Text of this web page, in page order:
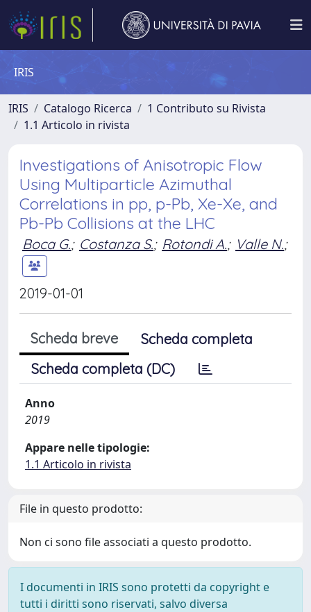
IRIS
IRIS Catalogo Ricerca
1 Contributo su Rivista
1.1 Articolo in rivista
Investigations of Anisotropic Flow
Using Multiparticle Azimuthal
Correlations in pp, p-Pb, Xe-Xe, and
Pb-Pb Collisions at the LHC
Boca G.; Costanza S.; Rotondi A.; Valle N.;
2019-01-01
Scheda breve
Scheda completa
Scheda completa (DC)
Anno
2019
Appare nelle tipologie:
1.1 Articolo in rivista
File in questo prodotto:
Non ci sono file associati a questo prodotto.
I documenti in IRIS sono protetti da copyright e
tutti i diritti sono riservati, salvo diversa